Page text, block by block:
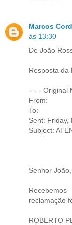
Marcos
às 13:30
De João
Resposta da
----- Original
From:
To:
Sent: Friday,
Subject:
Senhor João,
reclamação
ROBERTO